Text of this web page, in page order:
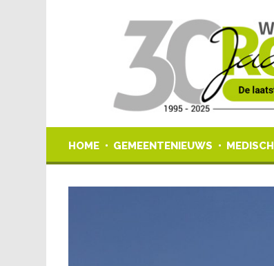
HOME GEMEENTENIEUWS MEDISCH